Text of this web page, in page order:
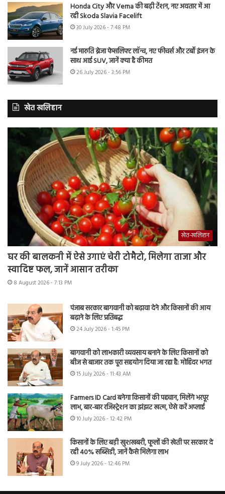
Honda City और Verna की बढ़ी टेंशन, नए अवतार में आ
रही Skoda Slavia Facelift
30 July 2026 - 7:48 PM
नई मारुति ब्रेजा फेसलिफ्ट लॉन्च, नए फीचर्स और टर्बो इंजन के
साथ आई SUV, जानें क्या है कीमत
26 July 2026 - 3:56 PM
खेत खलिहान
खेत-खलिहान
घर की बालकनी में ऐसे उगाएं चेरी टोमैटो, मिलेगा ताजा और
स्वादिष्ट फल, जानें आसान तरीका
8 August 2026 - 7:13 PM
पंजाब सरकार बागवानी को बढ़ावा देने और किसानों की आय
बढ़ाने के लिए प्रतिबद्ध
24 July 2026 - 1:45 PM
बागवानी को लाभकारी व्यवसाय बनाने के लिए किसानों को
बीज से बाजार तक पूरा सहयोग दिया जा रहा है: मोहिंदर भगत
15 July 2026 - 11:43 AM
Farmers ID Card बनेगा किसानों की पहचान, मिलेंगे भरपूर
लाभ, बार-बार रजिस्ट्रेशन का झंझट खत्म, ऐसे करें अप्लाई
10 July 2026 - 12:42 PM
किसानों के लिए बड़ी खुशखबरी, फूलों की खेती पर सरकार दे
रही 40% सब्सिडी, जानें कैसे मिलेगा लाभ
9 July 2026 - 12:46 PM